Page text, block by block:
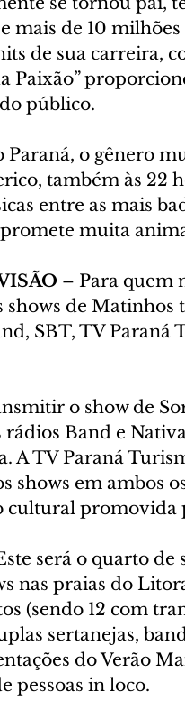
mais de 10
de sua carreira,
Paixão”
público.
Paraná, o gênero
também às 22
entre as mais
muita
– Para quem
shows de
SBT, TV Paraná
o show de
rádios Band e
A TV Paraná
shows em ambos
cultural promovida
será o quarto de
nas praias do
(sendo 12 com
sertanejas,
do Verão
pessoas in loco.